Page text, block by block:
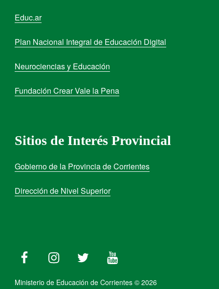
Educ.ar
Plan Nacional Integral de Educación Digital
Neurociencias y Educación
Fundación Crear Vale la Pena
Sitios de Interés Provincial
Gobierno de la Provincia de Corrientes
Dirección de Nivel Superior
Ministerio de Educación de Corrientes © 2026